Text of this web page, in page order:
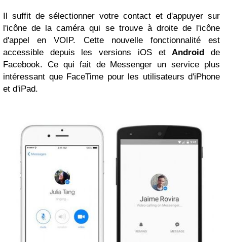
Il suffit de sélectionner votre contact et d'appuyer sur
l'icône de la caméra qui se trouve à droite de l'icône
d'appel en VOIP. Cette nouvelle fonctionnalité est
accessible depuis les versions iOS etAndroid de
Facebook. Ce qui fait de Messenger un service plus
intéressant que FaceTime pour les utilisateurs d'iPhone
et d'iPad.